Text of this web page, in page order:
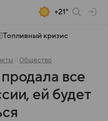
+21°
Топливный кризис
Общество
все
ей будет